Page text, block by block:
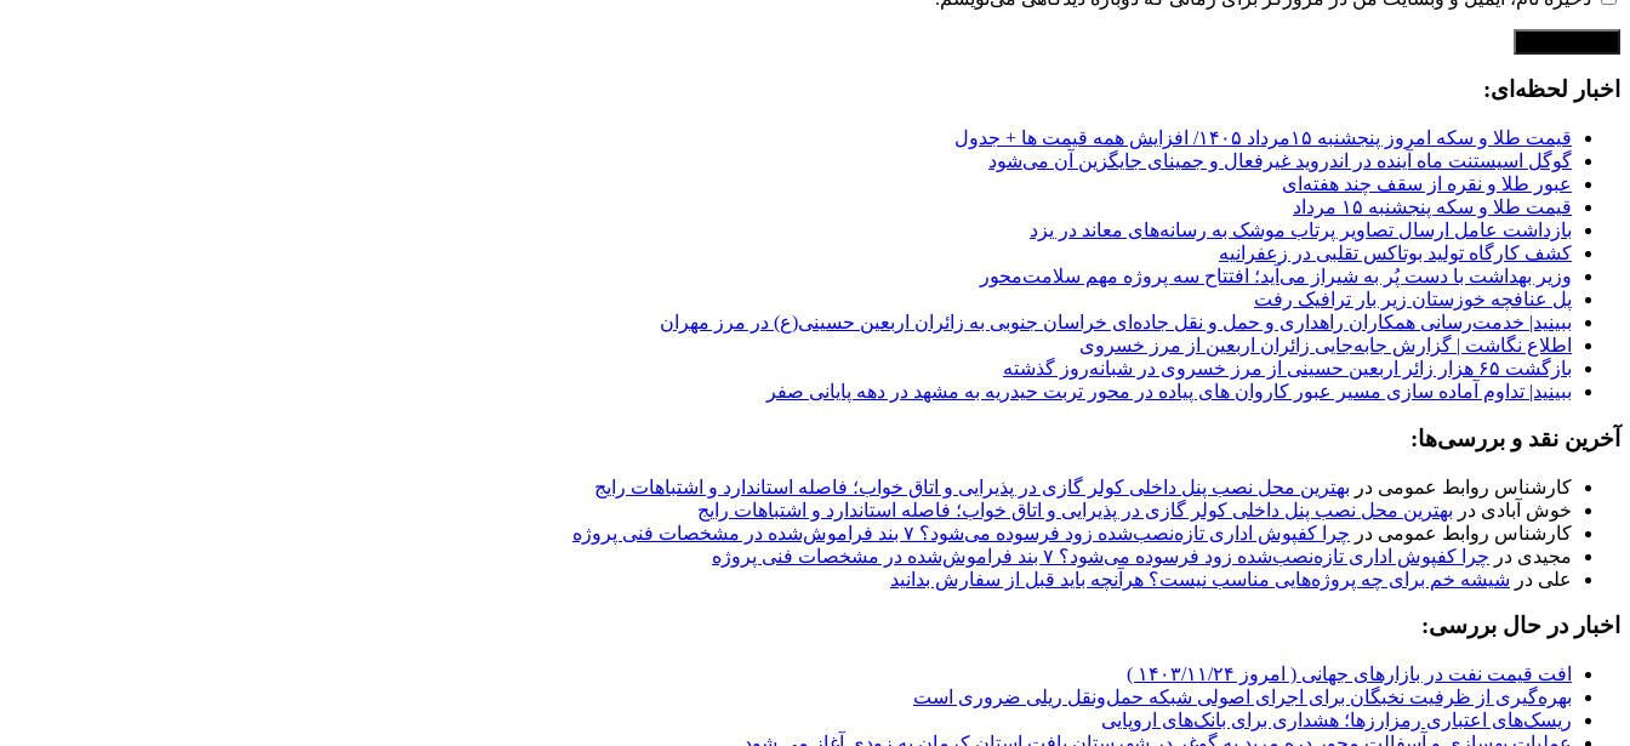
اخبار لحظه‌ای:
قیمت طلا و سکه امروز پنجشنبه ۱۵مرداد ۱۴۰۵/ افزایش همه قیمت ها + جدول
گوگل اسیستنت ماه آینده در اندروید غیرفعال و جمینای جایگزین آن می‌شود
عبور طلا و نقره از سقف چند هفته‌ای
قیمت طلا و سکه پنجشنبه ۱۵ مرداد
بازداشت عامل ارسال تصاویر پرتاب موشک به رسانه‌های معاند در یزد
کشف کارگاه تولید بوتاکس تقلبی در زعفرانیه
وزیر بهداشت با دست پُر به شیراز می‌آید؛ افتتاح سه پروژه مهم سلامت‌محور
پل عنافچه خوزستان زیر بار ترافیک رفت
ببینید| خدمت‌رسانی همکاران راهداری و حمل و نقل جاده‌ای خراسان جنوبی به زائران اربعین حسینی(ع) در مرز مهران
️اطلاع نگاشت | گزارش جابه‌جایی زائران اربعین از مرز خسروی
️بازگشت ۶۵ هزار زائر اربعین حسینی از مرز خسروی در شبانه‌روز گذشته
ببینید| تداوم آماده سازی مسیر عبور کاروان های پیاده در محور تربت حیدریه به مشهد در دهه پایانی صفر
آخرین نقد و بررسی‌ها:
کارشناس روابط عمومی در بهترین محل نصب پنل داخلی کولر گازی در پذیرایی و اتاق خواب؛ فاصله استاندارد و اشتباهات رایج
خوش آبادی در بهترین محل نصب پنل داخلی کولر گازی در پذیرایی و اتاق خواب؛ فاصله استاندارد و اشتباهات رایج
کارشناس روابط عمومی در چرا کفپوش اداری تازه‌نصب‌شده زود فرسوده می‌شود؟ ۷ بند فراموش‌شده در مشخصات فنی پروژه
مجیدی در چرا کفپوش اداری تازه‌نصب‌شده زود فرسوده می‌شود؟ ۷ بند فراموش‌شده در مشخصات فنی پروژه
علی در شیشه خم برای چه پروژه‌هایی مناسب نیست؟ هرآنچه باید قبل از سفارش بدانید
اخبار در حال بررسی:
افت قیمت نفت در بازارهای جهانی ( امروز ۱۴۰۳/۱۱/۲۴ )
بهره‌گیری از ظرفیت نخبگان برای اجرای اصولی شبکه حمل‌ونقل ریلی ضروری است
ریسک‌های اعتباری رمزارزها؛ هشداری برای بانک‌های اروپایی